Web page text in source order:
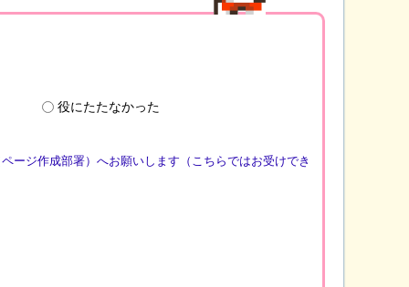
役にたたなかった
ージ作成部署）へお願いします（こちらではお受けでき